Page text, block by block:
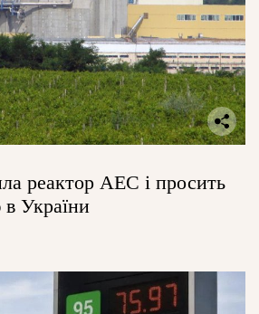
реактор АЕС і просить
в України